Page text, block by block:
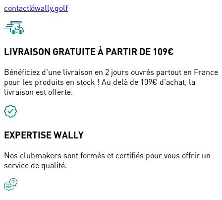
contact@wally.golf
LIVRAISON GRATUITE À PARTIR DE 109€
Bénéficiez d'une livraison en 2 jours ouvrés partout en France
pour les produits en stock ! Au delà de 109€ d'achat, la
livraison est offerte.
EXPERTISE WALLY
Nos clubmakers sont formés et certifiés pour vous offrir un
service de qualité.